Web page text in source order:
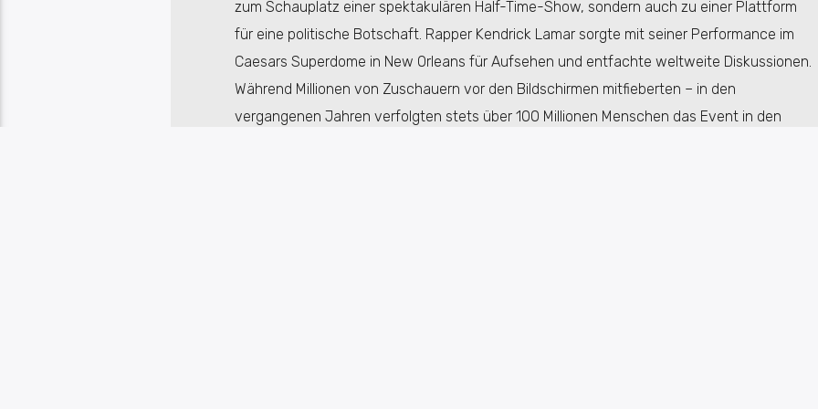
zum Schauplatz einer spektakulären Half-Time-Show, sondern auch zu einer Plattform
für eine politische Botschaft. Rapper Kendrick Lamar sorgte mit seiner Performance im
Caesars Superdome in New Orleans für Aufsehen und entfachte weltweite Diskussionen.
Während Millionen von Zuschauern vor den Bildschirmen mitfieberten – in den
vergangenen Jahren verfolgten stets über 100 Millionen Menschen das Event in den